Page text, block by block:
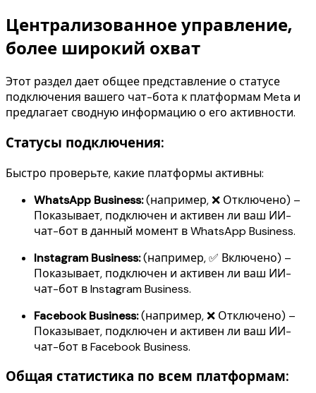
Централизованное управление,
более широкий охват
Этот раздел дает общее представление о статусе
подключения вашего чат-бота к платформам Meta и
предлагает сводную информацию о его активности.
Статусы подключения:
Быстро проверьте, какие платформы активны:
WhatsApp Business:(например, ❌ Отключено) –
Показывает, подключен и активен ли ваш ИИ-
чат-бот в данный момент в WhatsApp Business.
Instagram Business:(например, ✅ Включено) –
Показывает, подключен и активен ли ваш ИИ-
чат-бот в Instagram Business.
Facebook Business:(например, ❌ Отключено) –
Показывает, подключен и активен ли ваш ИИ-
чат-бот в Facebook Business.
Общая статистика по всем платформам: